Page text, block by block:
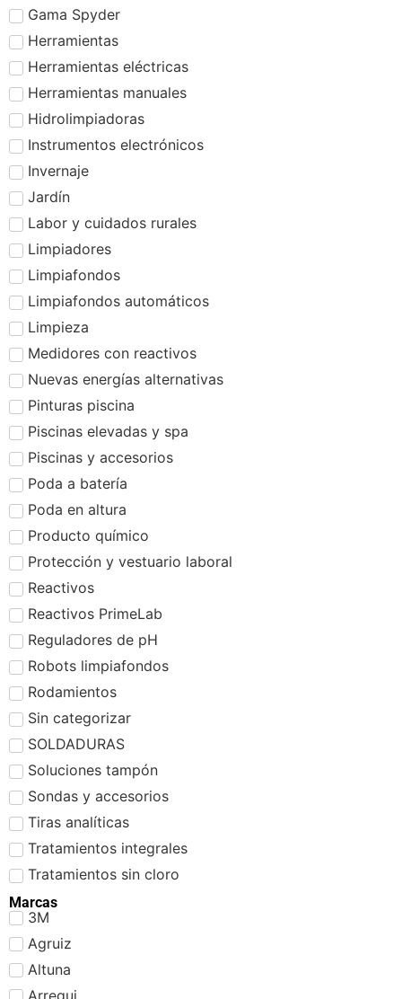
Gama Spyder
Herramientas
Herramientas eléctricas
Herramientas manuales
Hidrolimpiadoras
Instrumentos electrónicos
Invernaje
Jardín
Labor y cuidados rurales
Limpiadores
Limpiafondos
Limpiafondos automáticos
Limpieza
Medidores con reactivos
Nuevas energías alternativas
Pinturas piscina
Piscinas elevadas y spa
Piscinas y accesorios
Poda a batería
Poda en altura
Producto químico
Protección y vestuario laboral
Reactivos
Reactivos PrimeLab
Reguladores de pH
Robots limpiafondos
Rodamientos
Sin categorizar
SOLDADURAS
Soluciones tampón
Sondas y accesorios
Tiras analíticas
Tratamientos integrales
Tratamientos sin cloro
Marcas
3M
Agruiz
Altuna
Arregui